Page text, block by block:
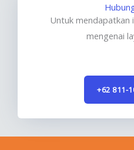
Untuk mendapatkan
mengenai
+62 811-